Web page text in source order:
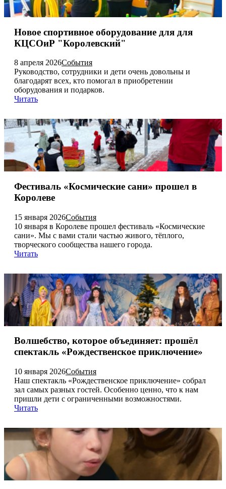
Новое спортивное оборудование для для
КЦСОиР "Королевский"
8 апреля 2026События
Руководство, сотрудники и дети очень довольны и
благодарят всех, кто помогал в приобретении
оборудования и подарков.
Читать
Фестиваль «Космические сани» прошел в
Королеве
15 января 2026События
10 января в Королеве прошел фестиваль «Космические
сани». Мы с вами стали частью живого, тёплого,
творческого сообщества нашего города.
Читать
Волшебство, которое объединяет: прошёл
спектакль «Рождественское приключение»
10 января 2026События
Наш спектакль «Рождественское приключение» собрал
зал самых разных гостей. Особенно ценно, что к нам
пришли дети с ограниченными возможностями.
Читать